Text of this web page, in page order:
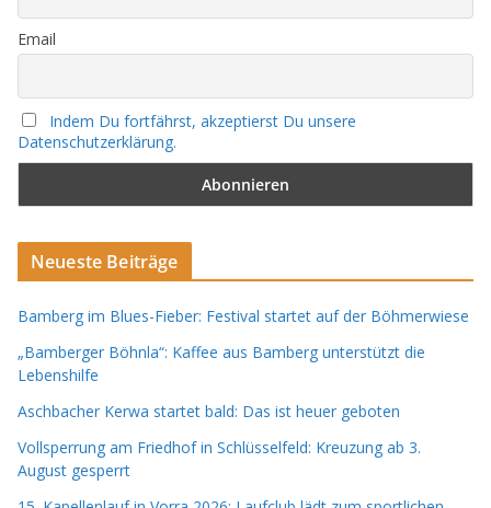
Email
Indem Du fortfährst, akzeptierst Du unsere
Datenschutzerklärung.
Neueste Beiträge
Bamberg im Blues-Fieber: Festival startet auf der Böhmerwiese
„Bamberger Böhnla“: Kaffee aus Bamberg unterstützt die
Lebenshilfe
Aschbacher Kerwa startet bald: Das ist heuer geboten
Vollsperrung am Friedhof in Schlüsselfeld: Kreuzung ab 3.
August gesperrt